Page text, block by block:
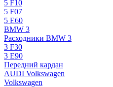
5 F10
5 F07
5 E60
BMW 3
Расходники BMW 3
3 F30
3 E90
Передний кардан
AUDI Volkswagen
Volkswagen